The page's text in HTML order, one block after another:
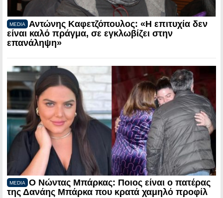
MEDIA
Αντώνης Καφετζόπουλος: «Η επιτυχία δεν
είναι καλό πράγμα, σε εγκλωβίζει στην
επανάληψη»
MEDIA
Ο Νώντας Μπάρκας: Ποιος είναι ο πατέρας
της Δανάης Μπάρκα που κρατά χαμηλό προφίλ